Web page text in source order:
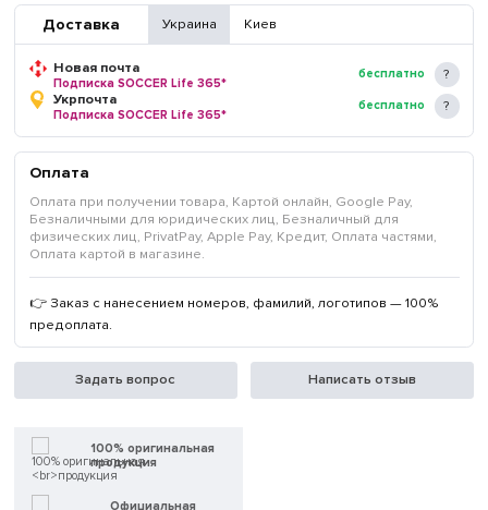
Доставка Украина Киев
Новая почта
Подписка SOCCER Life 365*
бесплатно
Укрпочта
Подписка SOCCER Life 365*
бесплатно
Оплата
Оплата при получении товара, Картой онлайн, Google Pay,
Безналичными для юридических лиц, Безналичный для
физических лиц, PrivatPay, Apple Pay, Кредит, Оплата частями,
Оплата картой в магазине.
👉 Заказ с нанесением номеров, фамилий, логотипов — 100%
предоплата.
Задать вопрос Написать отзыв
100% оригинальная
продукция
Официальная